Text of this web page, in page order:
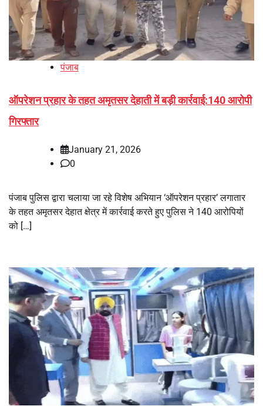
पंजाब
ऑपरेशन प्रहार के तहत अमृतसर देहाती में बड़ी कार्रवाई:140 आरोपी
गिरफ्तार
January 21, 2026
0
पंजाब पुलिस द्वारा चलाया जा रहे विशेष अभियान ‘ऑपरेशन प्रहार’ लगातार
के तहत अमृतसर देहात क्षेत्र में कार्रवाई करते हुए पुलिस ने 140 आरोपियों
को […]